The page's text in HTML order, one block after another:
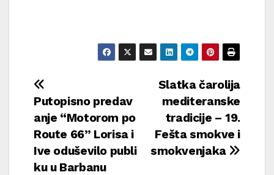
Navigacija
objava
Slatka čarolija
mediteranske
tradicije – 19.
Fešta smokve i
smokvenjaka
Putopisno predav
anje “Motorom po
Route 66” Lorisa i
Ive oduševilo publi
ku u Barbanu